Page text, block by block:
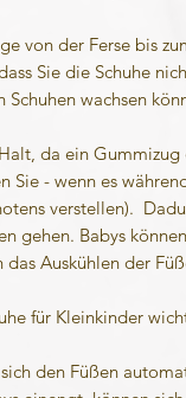
von der Ferse bis
Sie die Schuhe
Schuhen wachsen
da ein Gummizug
Sie - wenn es
verstellen).
gehen. Babys
das Auskühlen der
für Kleinkinder
den Füßen